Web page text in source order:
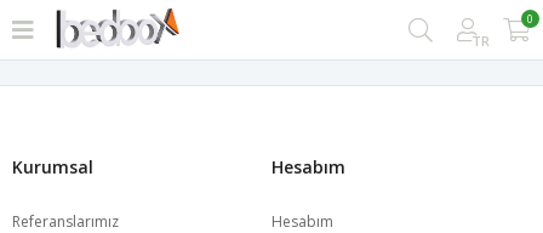
TR
0
Kurumsal
Referanslarımız
Hesabım
Hesabım